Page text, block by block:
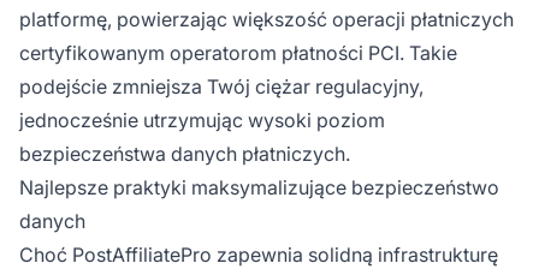
platformę, powierzając większość operacji płatniczych
certyfikowanym operatorom płatności PCI. Takie
podejście zmniejsza Twój ciężar regulacyjny,
jednocześnie utrzymując wysoki poziom
bezpieczeństwa danych płatniczych.
Najlepsze praktyki maksymalizujące bezpieczeństwo
danych
Choć PostAffiliatePro zapewnia solidną infrastrukturę